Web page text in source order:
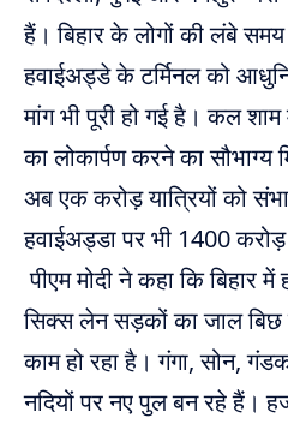
हैं। बिहार के लोगों की लंबे
हवाईअड्डे के टर्मिनल को
मांग भी पूरी हो गई है। कल
का लोकार्पण करने का सौभाग्य
अब एक करोड़ यात्रियों को
हवाईअड्डा पर भी 1400
पीएम मोदी ने कहा कि
सिक्स लेन सड़कों का जाल
काम हो रहा है। गंगा, सोन,
नदियों पर नए पुल बन रहे हैं।